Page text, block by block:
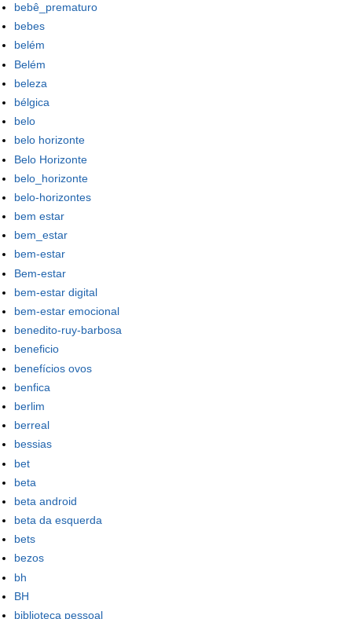
bebê_prematuro
bebes
belém
Belém
beleza
bélgica
belo
belo horizonte
Belo Horizonte
belo_horizonte
belo-horizontes
bem estar
bem_estar
bem-estar
Bem-estar
bem-estar digital
bem-estar emocional
benedito-ruy-barbosa
beneficio
benefícios ovos
benfica
berlim
berreal
bessias
bet
beta
beta android
beta da esquerda
bets
bezos
bh
BH
biblioteca pessoal